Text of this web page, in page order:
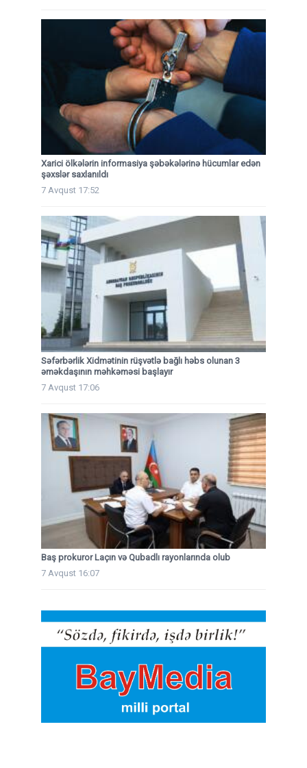
Xarici ölkələrin informasiya şəbəkələrinə hücumlar edən
şəxslər saxlanıldı
7 Avqust 17:52
Səfərbərlik Xidmətinin rüşvətlə bağlı həbs olunan 3
əməkdaşının məhkəməsi başlayır
7 Avqust 17:06
Baş prokuror Laçın və Qubadlı rayonlarında olub
7 Avqust 16:07